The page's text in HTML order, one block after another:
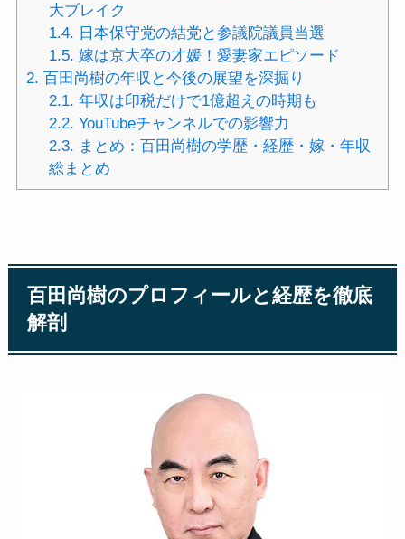
大ブレイク
1.4. 日本保守党の結党と参議院議員当選
1.5. 嫁は京大卒の才媛！愛妻家エピソード
2. 百田尚樹の年収と今後の展望を深掘り
2.1. 年収は印税だけで1億超えの時期も
2.2. YouTubeチャンネルでの影響力
2.3. まとめ：百田尚樹の学歴・経歴・嫁・年収
総まとめ
百田尚樹のプロフィールと経歴を徹底
解剖